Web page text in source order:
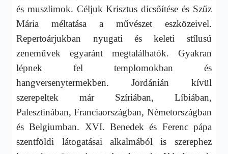
és muszlimok. Céljuk Krisztus dicsőítése és Szűz
Mária méltatása a művészet eszközeivel.
Repertoárjukban nyugati és keleti stílusú
zeneművek egyaránt megtalálhatók. Gyakran
lépnek fel templomokban és
hangversenytermekben. Jordánián kívül
szerepeltek már Szíriában, Líbiában,
Palesztinában, Franciaországban, Németországban
és Belgiumban. XVI. Benedek és Ferenc pápa
szentföldi látogatásai alkalmából is szerephez